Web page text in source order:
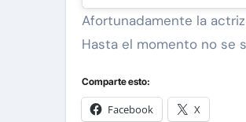
Afortunadamente la
Hasta el momento no se
Comparte esto:
Facebook X